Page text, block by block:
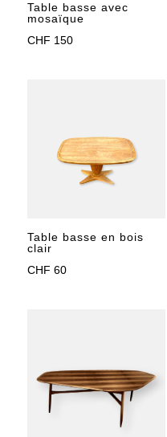
Table basse avec
mosaïque
CHF 150
Table basse en bois
clair
CHF 60